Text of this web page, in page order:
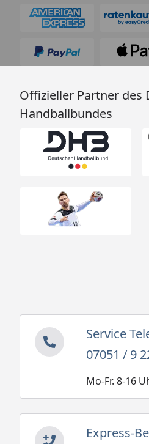
Offizieller Partner des
Handballbundes
Service
07051 / 9
Mo-Fr. 8-16
Express-